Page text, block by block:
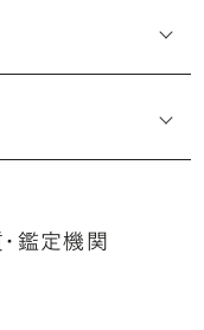
鑑定機関